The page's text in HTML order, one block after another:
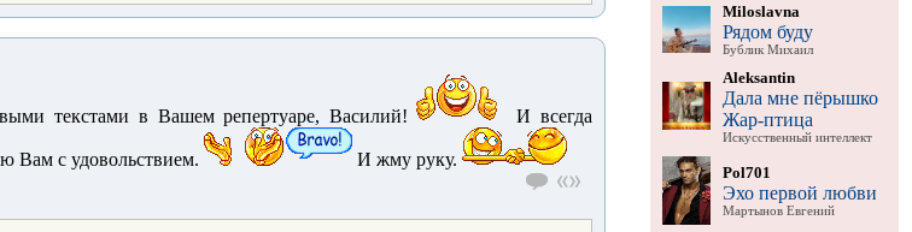
текстами в Вашем репертуаре, Василий! И всегда
Вам с удовольствием. И жму руку.
Miloslavna
Рядом буду
Бублик Михаил
Aleksantin
Дала мне пёрышко
Жар-птица
Искусственный интеллект
Pol701
Эхо первой любви
Мартынов Евгений